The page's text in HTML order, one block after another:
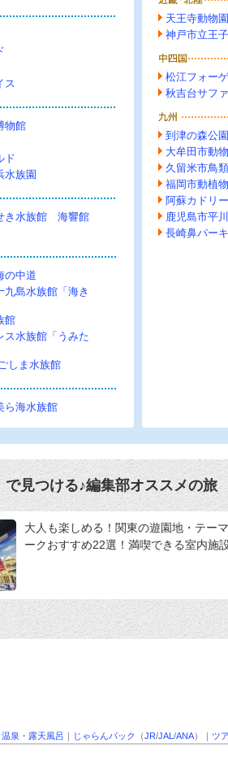
ス
物館
ド
水族園
き水族館 海響館
の中道
島水族館「海き
館
ス水族館「うみた
しま水族館
ら海水族館
天王寺動物園
神戸市立王
松江フォー
秋吉台サフ
到津の森公園
大牟田市動
久留米市鳥
福岡市動植
阿蘇カドリ
鹿児島市平
長崎鼻パー
で見つける♪編集部オススメの旅
大人も楽しめる！関東の遊園地・テー
ークおすすめ22選！満喫できる室内施
温泉・露天風呂 ｜ じゃらんパック （JR/JAL /ANA）｜ ツ